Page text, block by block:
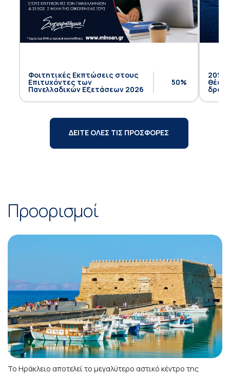
Φοιτητικές Εκπτώσεις στους
Επιτυχόντες των
Πανελλαδικών Εξετάσεων 2026
50%
20%
θέση
ΔΕΙΤΕ ΟΛΕΣ ΤΙΣ ΠΡΟΣΦΟΡΕΣ
Προορισμοί
Το Ηράκλειο αποτελεί το μεγαλύτερο αστικό κέντρο της